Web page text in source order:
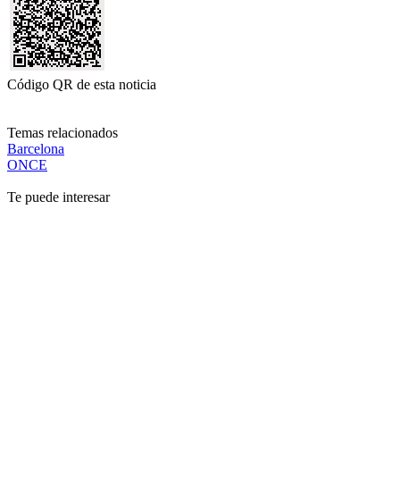
Código QR de esta noticia
Temas relacionados
Barcelona
ONCE
Te puede interesar